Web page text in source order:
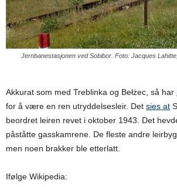
Jernbanestasjonen ved Sobibor. Foto: Jacques
Akkurat som med Treblinka og Bełżec, så har
for å være en ren utryddelsesleir. Det sies at
beordret leiren revet i oktober 1943. Det
påståtte gasskamrene. De fleste andre
men noen brakker ble etterlatt.
Ifølge Wikipedia: